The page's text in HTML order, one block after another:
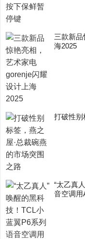
三款新品
海2025
打破性别
“太乙真
音空调用